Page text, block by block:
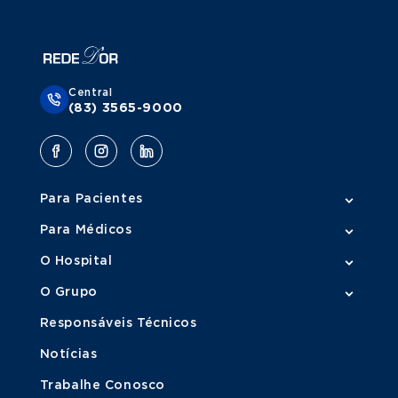
Transplante de pulmão;
torácica.
pacientes com dificuldades respiratórias graves, também
fazem parte de sua rotina.
Como é feita a cirurgia torácica?
Existem duas abordagens principais:
Cirurgia aberta (toracotomia)
que permite acesso direto ao local afetado. Apesar de
complexos.
Central
(83) 3565-9000
Para Pacientes
Para Médicos
O Hospital
O Grupo
Responsáveis Técnicos
Notícias
Trabalhe Conosco